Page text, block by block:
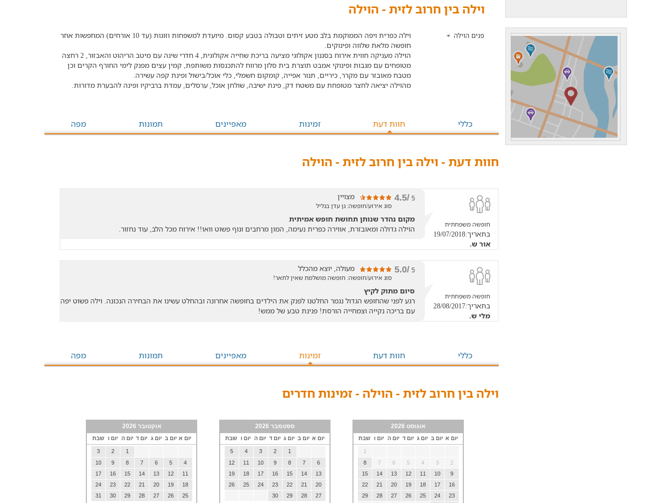
וילה בין חרוב לזית - הוילה
פנים הוילה
וילה כפרית ויפה הממוקמת בלב מטע זיתים וטבולה בטבע קסום. מיועדת למשפחות וזוגות (עד 10 אורחים) המחפשות אחר
חופשה מלאת שלווה ופינוקים.
הוילה מעניקה חווית אירוח בסגנון אקולוגי מציעה בריכת שחייה אקולוגית, 4 חדרי שינה עם מיטב הריהוט והאבזור, 2 רחצה
מטופחים עם מגבות ופינוקי אמבט תוצרת בית סלון מרווח להתכנסות משותפת, קמין עצים מפנק לימי החורף הקרים וכן
מטבח מאובזר עם מקרר, כיריים, תנור אפייה, קומקום חשמלי, כלי אוכל/בישול ופינת קפה עשירה.
מהוילה יציאה לחצר מטופחת עם משטח דק, פינת ישיבה, שולחן אוכל, ערסלים, עמדת ברביקיו ופינה להבערת מדורות.
כללי חוות דעת זמינות מאפיינים תמונות מפה
חוות דעת - וילה בין חרוב לזית - הוילה
חופשה משפחתית
בתאריך:19/07/2018
אור ש.
5
/4.5 מצויין
סוג אירוע/חופשה: גן עדן בגליל
מקום נהדר שנותן תחושת חופש אמיתית
הוילה גדולה ומאובזרת, אווירה כפרית נעימה, המון מרחבים ונוף פשוט וואו!! אירוח מכל הלב, עוד נחזור.
חופשה משפחתית
בתאריך:28/08/2017
מלי ש.
5
/5.0 מעולה, יוצא מהכלל
סוג אירוע/חופשה: חופשה מושלמת שאין לתאר!
סיום מתוק לקיץ
רגע לפני שהחופש הגדול נגמר החלטנו לפנק את הילדים בחופשה אחרונה ובהחלט עשינו את הבחירה הנכונה. וילה פשוט יפה
עם בריכה נקייה וצמחייה הורסת! פנינת טבע של ממש!
כללי חוות דעת זמינות מאפיינים תמונות מפה
וילה בין חרוב לזית - הוילה - זמינות חדרים
אוגוסט 2026
יום א יום ב יום ג יום ד יום ה יום ו שבת
1
2
3
4
5
6
7
8
9
10
11
12
13
14
15
16
17
18
19
20
21
22
23
24
25
26
27
28
29
ספטמבר 2026
יום א יום ב יום ג יום ד יום ה יום ו שבת
1
2
3
4
5
6
7
8
9
10
11
12
13
14
15
16
17
18
19
20
21
22
23
24
25
26
27
28
29
30
אוקטובר 2026
יום א יום ב יום ג יום ד יום ה יום ו שבת
1
2
3
4
5
6
7
8
9
10
11
12
13
14
15
16
17
18
19
20
21
22
23
24
25
26
27
28
29
30
31